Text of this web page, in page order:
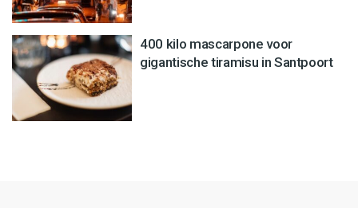
400 kilo mascarpone voor
gigantische tiramisu in Santpoort